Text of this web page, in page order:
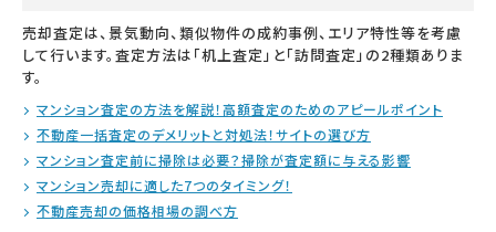
売却査定は、景気動向、類似物件の成約事例、エリア特性等を考慮
して行います。査定方法は「机上査定」と「訪問査定」の2種類ありま
す。
マンション査定の方法を解説！高額査定のためのアピールポイント
不動産一括査定のデメリットと対処法！サイトの選び方
マンション査定前に掃除は必要？掃除が査定額に与える影響
マンション売却に適した7つのタイミング！
不動産売却の価格相場の調べ方